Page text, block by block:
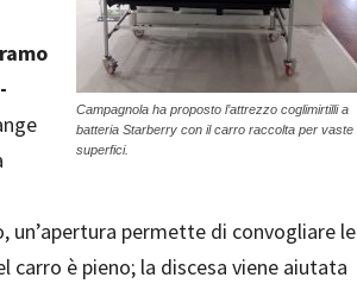
Campagnola ha proposto l’attrezzo coglimirtilli a
batteria Starberry con il carro raccolta per vaste
superfici.
permette di convogliare le
è pieno; la discesa viene aiutata